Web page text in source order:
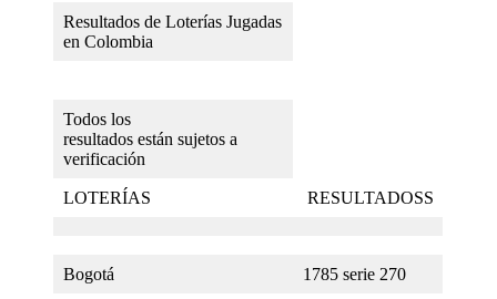
Resultados de Loterías Jugadas
en Colombia
Todos los
resultados están sujetos a
verificación
LOTERÍAS RESULTADOSS
Bogotá 1785 serie 270